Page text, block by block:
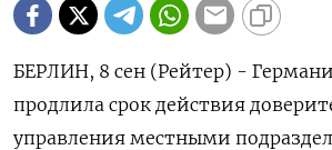
БЕРЛИН, 8 сен (Рейтер) -
продлила срок действия
управления местными